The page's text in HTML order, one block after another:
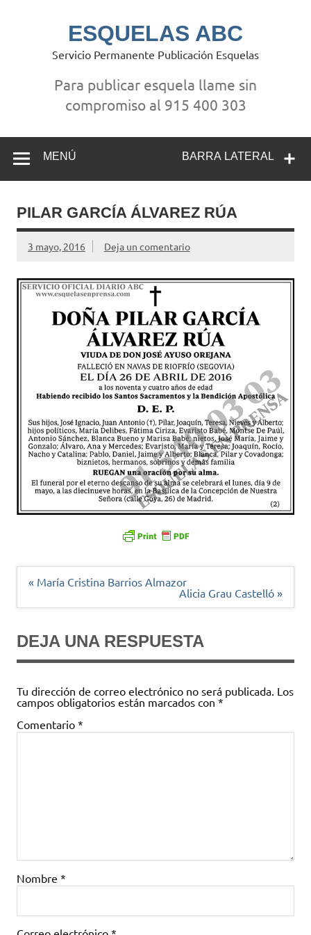
ESQUELAS ABC
Servicio Permanente Publicación Esquelas
Para publicar esquela llame sin
compromiso al 915 400 303
BARRA LATERAL
MENÚ
PILAR GARCÍA ÁLVAREZ RÚA
3 mayo, 2016 Deja un comentario
Navegación
« María Cristina Barrios Almazor
Alicia Grau Castelló »
DEJA UNA RESPUESTA
Tu dirección de correo electrónico no será publicada. Los
campos obligatorios están marcados con *
Comentario *
Nombre *